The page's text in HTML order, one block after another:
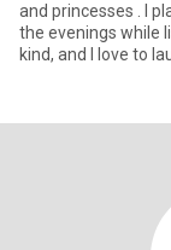
and princesses . I
the evenings while
kind, and I love to